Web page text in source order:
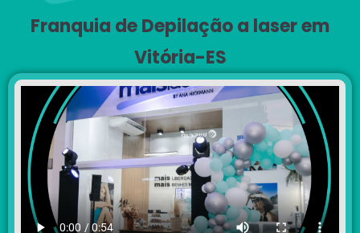
Franquia de Depilação a laser em
Vitória-ES